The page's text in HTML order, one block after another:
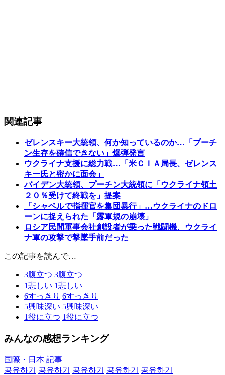
関連記事
ゼレンスキー大統領、何か知っているのか…「プーチ
ン生存を確信できない」爆弾発言
ウクライナ支援に総力戦…「米ＣＩＡ局長、ゼレンス
キー氏と密かに面会」
バイデン大統領、プーチン大統領に「ウクライナ領土
２０％受けて終戦を」提案
「シャベルで指揮官を集団暴行」…ウクライナのドロ
ーンに捉えられた「露軍規の崩壊」
ロシア民間軍事会社創設者が乗った戦闘機、ウクライ
ナ軍の攻撃で撃墜手前だった
この記事を読んで…
3腹立つ 3腹立つ
1悲しい 1悲しい
6すっきり 6すっきり
5興味深い 5興味深い
1役に立つ 1役に立つ
みんなの感想ランキング
国際・日本 記事
공유하기
공유하기 공유하기 공유하기
공유하기